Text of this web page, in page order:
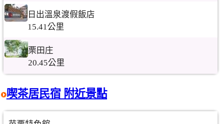
日出溫泉渡假飯店
15.41公里
栗田庄
20.45公里
喫茶居民宿 附近景點